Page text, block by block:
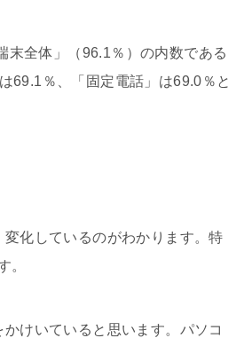
末全体」（96.1％）の内数である
69.1％、「固定電話」は69.0％と
化しているのがわかります。特
。
けいていると思います。パソコ